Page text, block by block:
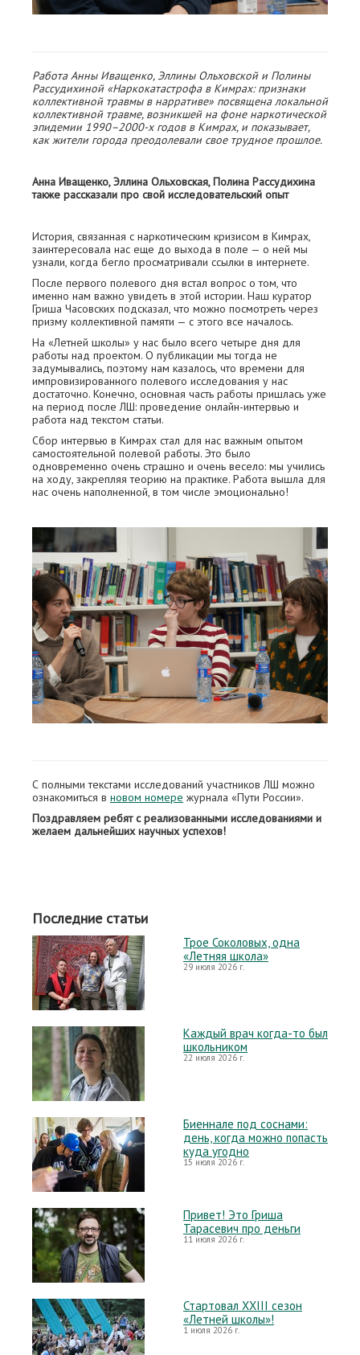
Работа Анны Иващенко, Эллины Ольховской и Полины
Рассудихиной «Наркокатастрофа в Кимрах: признаки
коллективной травмы в нарративе» посвящена локальной
коллективной травме, возникшей на фоне наркотической
эпидемии 1990–2000-х годов в Кимрах, и показывает,
как жители города преодолевали свое трудное прошлое.
Анна Иващенко, Эллина Ольховская, Полина Рассудихина
также рассказали про свой исследовательский опыт
История, связанная с наркотическим кризисом в Кимрах,
заинтересовала нас еще до выхода в поле — о ней мы
узнали, когда бегло просматривали ссылки в интернете.
После первого полевого дня встал вопрос о том, что
именно нам важно увидеть в этой истории. Наш куратор
Гриша Часовских подсказал, что можно посмотреть через
призму коллективной памяти — с этого все началось.
На «Летней школы» у нас было всего четыре дня для
работы над проектом. О публикации мы тогда не
задумывались, поэтому нам казалось, что времени для
импровизированного полевого исследования у нас
достаточно. Конечно, основная часть работы пришлась уже
на период после ЛШ: проведение онлайн-интервью и
работа над текстом статьи.
Сбор интервью в Кимрах стал для нас важным опытом
самостоятельной полевой работы. Это было
одновременно очень страшно и очень весело: мы учились
на ходу, закрепляя теорию на практике. Работа вышла для
нас очень наполненной, в том числе эмоционально!
С полными текстами исследований участников ЛШ можно
ознакомиться в новом номере журнала «Пути России».
Поздравляем ребят с реализованными исследованиями и
желаем дальнейших научных успехов!
Последние статьи
Трое Соколовых, одна
«Летняя школа»
29 июля 2026 г.
Каждый врач когда-то был
школьником
22 июля 2026 г.
Биеннале под соснами:
день, когда можно попасть
куда угодно
15 июля 2026 г.
Привет! Это Гриша
Тарасевич про деньги
11 июля 2026 г.
Стартовал XXIII сезон
«Летней школы»!
1 июля 2026 г.